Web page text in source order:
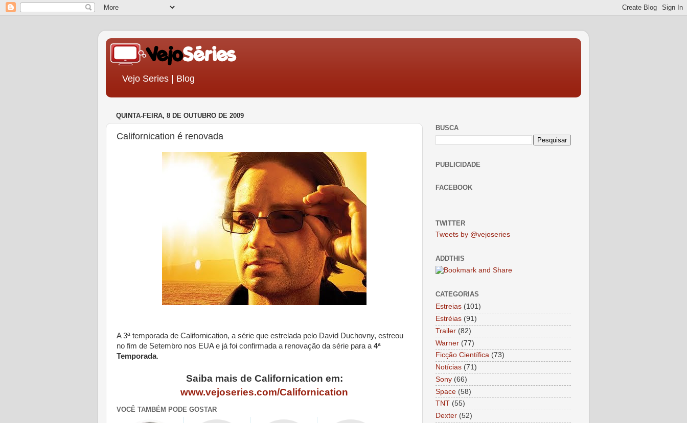
Vejo Series | Blog
QUINTA-FEIRA, 8 DE OUTUBRO DE 2009
Californication é renovada
A 3ª temporada de Californication, a série que estrelada pelo David Duchovny, estreou
no fim de Setembro nos EUA e já foi confirmada a renovação da série para a 4ª
Temporada.
Saiba mais de Californication em:
www.vejoseries.com/Californication
VOCÊ TAMBÉM PODE GOSTAR
BUSCA
PUBLICIDADE
FACEBOOK
TWITTER
Tweets by @vejoseries
ADDTHIS
CATEGORIAS
Estreias (101)
Estréias (91)
Trailer (82)
Warner (77)
Ficção Científica (73)
Notícias (71)
Sony (66)
Space (58)
TNT (55)
Dexter (52)